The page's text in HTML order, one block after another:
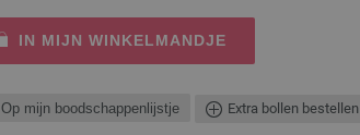
IN MIJN WINKELMANDJE
Op mijn boodschappenlijstje Extra bollen bestellen